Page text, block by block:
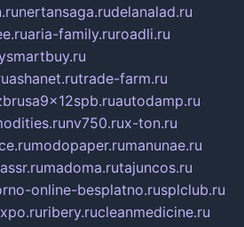
nertansaga.rudelanalad.ru
aria-family.ruroadli.ru
ashanet.rutrade-farm.ru
autodamp.ru
nv750.rux-ton.ru
modopaper.rumanunae.ru
madoma.rutajuncos.ru
online-besplatno.rusplclub.ru
ribery.rucleanmedicine.ru